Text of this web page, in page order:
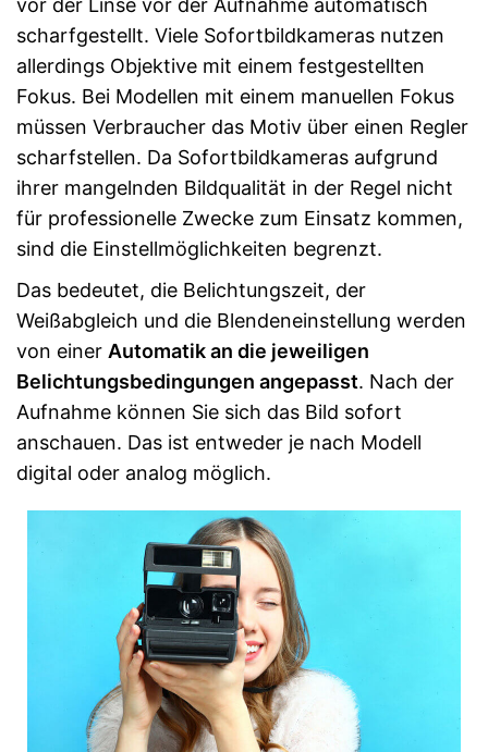
scharfgestellt. Viele Sofortbildkameras nutzen
allerdings Objektive mit einem festgestellten
Fokus. Bei Modellen mit einem manuellen Fokus
müssen Verbraucher das Motiv über einen Regler
scharfstellen. Da Sofortbildkameras aufgrund
ihrer mangelnden Bildqualität in der Regel nicht
für professionelle Zwecke zum Einsatz kommen,
sind die Einstellmöglichkeiten begrenzt.
Das bedeutet, die Belichtungszeit, der
Weißabgleich und die Blendeneinstellung werden
von einer Automatik an die jeweiligen
Belichtungsbedingungen angepasst. Nach der
Aufnahme können Sie sich das Bild sofort
anschauen. Das ist entweder je nach Modell
digital oder analog möglich.